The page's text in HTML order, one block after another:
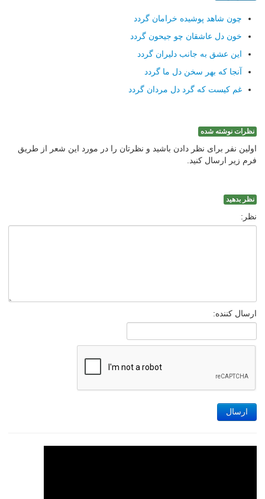
چون شاهد پوشیده خرامان گردد
خون دل عاشقان چو جیحون گردد
این عشق به جانب دلیران گردد
آنجا که بهر سخن دل ما گردد
غم کیست که گرد دل مردان گردد
نظرات نوشته شده
اولین نفر برای نظر دادن باشید و نظرتان را در مورد این شعر از طریق
فرم زیر ارسال کنید.
نظر بدهید
نظر:
ارسال کننده:
ارسال